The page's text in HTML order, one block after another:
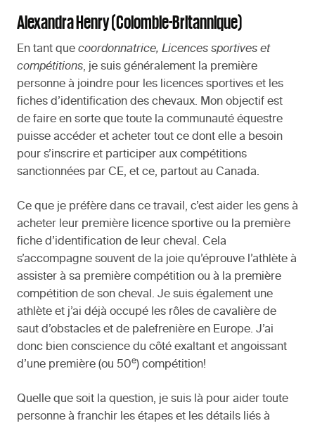
Alexandra Henry (Colombie-Britannique)
En tant que coordonnatrice, Licences sportives et
compétitions, je suis généralement la première
personne à joindre pour les licences sportives et les
fiches d’identification des chevaux. Mon objectif est
de faire en sorte que toute la communauté équestre
puisse accéder et acheter tout ce dont elle a besoin
pour s’inscrire et participer aux compétitions
sanctionnées par CE, et ce, partout au Canada.
Ce que je préfère dans ce travail, c’est aider les gens à
acheter leur première licence sportive ou la première
fiche d’identification de leur cheval. Cela
s’accompagne souvent de la joie qu’éprouve l’athlète à
assister à sa première compétition ou à la première
compétition de son cheval. Je suis également une
athlète et j’ai déjà occupé les rôles de cavalière de
saut d’obstacles et de palefrenière en Europe. J’ai
donc bien conscience du côté exaltant et angoissant
d’une première (ou 50e) compétition!
Quelle que soit la question, je suis là pour aider toute
personne à franchir les étapes et les détails liés à